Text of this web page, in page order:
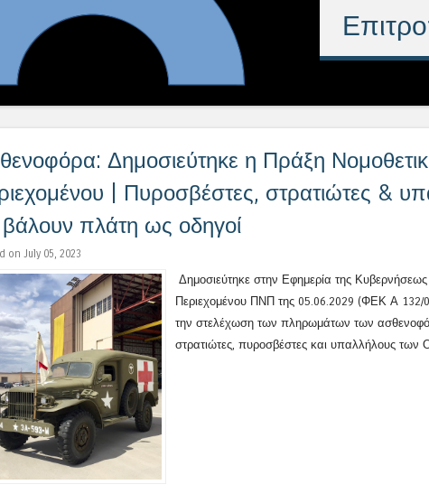
Δημοσιεύτηκε η Πράξη
| Πυροσβέστες, στρατιώτες &
πλάτη ως οδηγοί
on July 05, 2023
Δημοσιεύτηκε στην Εφημερία της
Περιεχομένου ΠΝΠ της 05.06.2029 (ΦΕΚ Α 132/
την στελέχωση των πληρωμάτων των
στρατιώτες, πυροσβέστες και υπαλλήλους των